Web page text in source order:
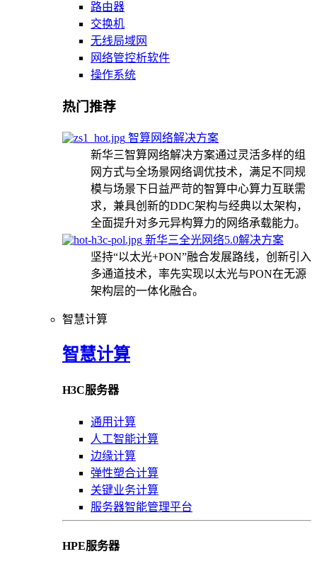
路由器
交换机
无线局域网
网络管控析软件
操作系统
热门推荐
智算网络解决方案
新华三智算网络解决方案通过灵活多样的组
网方式与全场景网络调优技术，满足不同规
模与场景下日益严苛的智算中心算力互联需
求，兼具创新的DDC架构与经典以太架构，
全面提升对多元异构算力的网络承载能力。
新华三全光网络5.0解决方案
坚持“以太光+PON”融合发展路线，创新引入
多通道技术，率先实现以太光与PON在无源
架构层的一体化融合。
智慧计算
智慧计算
H3C服务器
通用计算
人工智能计算
边缘计算
弹性塑合计算
关键业务计算
服务器智能管理平台
HPE服务器